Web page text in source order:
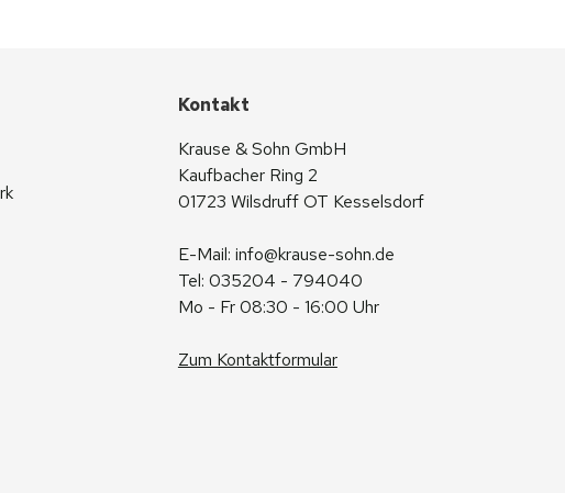
Kontakt
Krause & Sohn GmbH
Kaufbacher Ring 2
01723 Wilsdruff OT Kesselsdorf
E-Mail: info@krause-sohn.de
Tel: 035204 - 794040
Mo - Fr 08:30 - 16:00 Uhr
Zum Kontaktformular